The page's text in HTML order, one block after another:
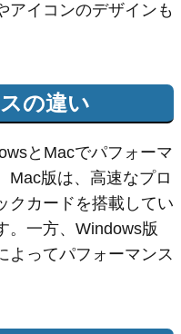
アイコンのデザインも
の違い
とMacでパフォーマ
Mac版は、高速なプロ
クカードを搭載してい
。一方、Windows版
よってパフォーマンス